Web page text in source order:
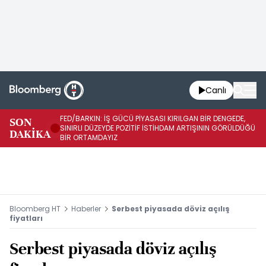
Canlı
SON
DAKİKA
FED/BARKIN: İŞ GÜCÜ PİYASASI KIRILGAN BİR DENGEDE,
SINIRLI DÜZEYDE POZİTİF İSTİHDAM ARTIŞININ GÖRÜLDÜĞÜ
BİR ORTAMDAYIZ
Bloomberg HT Haberler
Serbest piyasada döviz açılış
fiyatları
Serbest piyasada döviz açılış